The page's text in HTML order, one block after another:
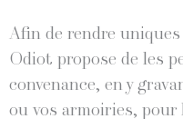
Afin de rendre
Odiot propose de les
convenance, en y
ou vos armoiries,